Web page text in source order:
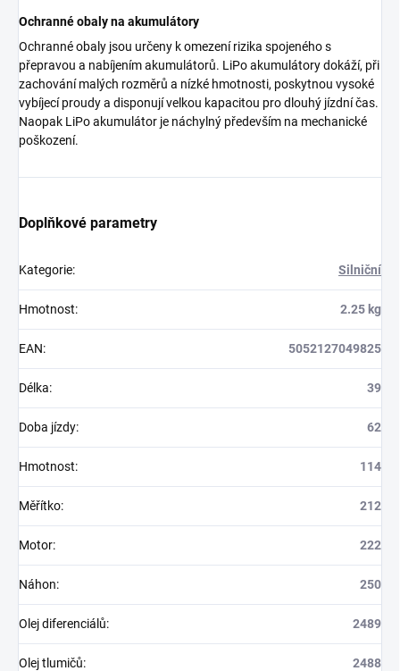
Ochranné obaly na akumulátory
Ochranné obaly jsou určeny k omezení rizika spojeného s
přepravou a nabíjením akumulátorů. LiPo akumulátory dokáží, při
zachování malých rozměrů a nízké hmotnosti, poskytnou vysoké
vybíjecí proudy a disponují velkou kapacitou pro dlouhý jízdní čas.
Naopak LiPo akumulátor je náchylný především na mechanické
poškození.
Doplňkové parametry
Kategorie: Silniční
Hmotnost: 2.25 kg
EAN: 5052127049825
Délka: 39
Doba jízdy: 62
Hmotnost: 114
Měřítko: 212
Motor: 222
Náhon: 250
Olej diferenciálů: 2489
Olej tlumičů: 2488